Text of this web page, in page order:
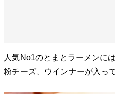
人気No1のとまとラーメンに
粉チーズ、ウインナーが入って